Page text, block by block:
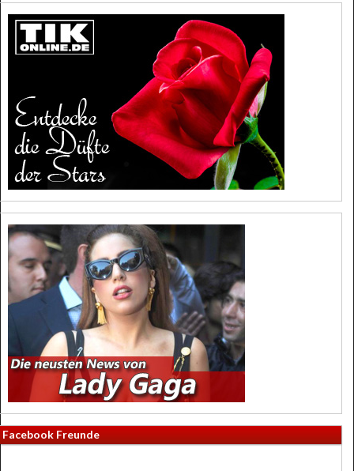
Facebook Freunde